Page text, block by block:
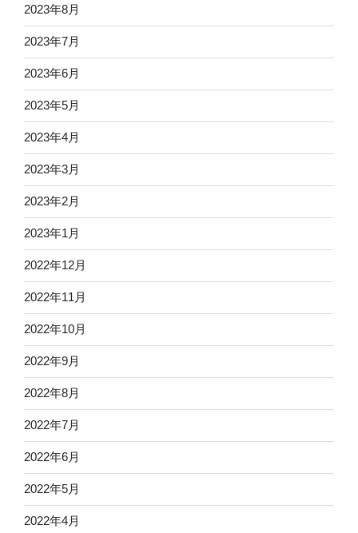
2023年8月
2023年7月
2023年6月
2023年5月
2023年4月
2023年3月
2023年2月
2023年1月
2022年12月
2022年11月
2022年10月
2022年9月
2022年8月
2022年7月
2022年6月
2022年5月
2022年4月